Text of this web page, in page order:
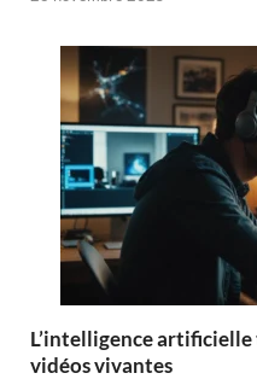
L’intelligence
vidéos vivantes